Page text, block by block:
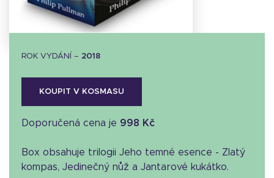
ROK VYDÁNÍ – 2018
KOUPIT V KOSMASU
Doporučená cena je 998 Kč
Box obsahuje trilogii Jeho temné esence - Zlatý
kompas, Jedinečný nůž a Jantarové kukátko.